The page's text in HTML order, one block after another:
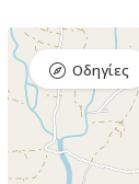
Οδηγίες